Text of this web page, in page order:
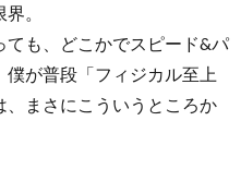
。
ても、どこかでスピード&パ
が普段「フィジカル至上
まさにこういうところか